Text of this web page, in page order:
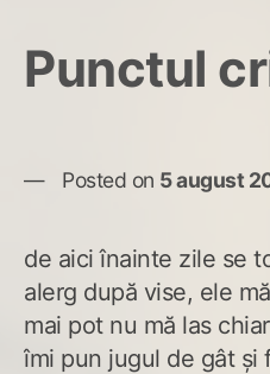
Punctul
Posted on 5 august
de aici înainte zile se
alerg după vise, ele
mai pot nu mă las
îmi pun jugul de gât și